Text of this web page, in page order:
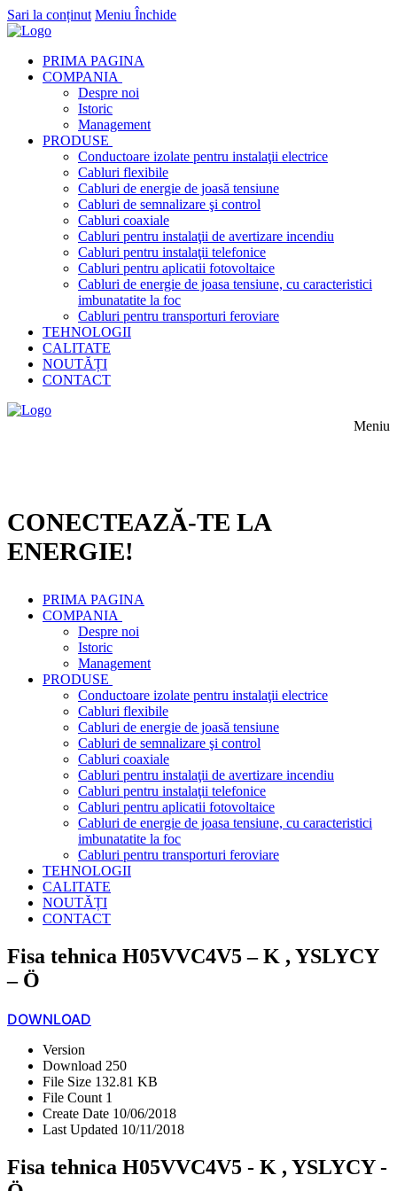
Sari la conținut Meniu Închide
PRIMA PAGINA
COMPANIA
Despre noi
Istoric
Management
PRODUSE
Conductoare izolate pentru instalaţii electrice
Cabluri flexibile
Cabluri de energie de joasă tensiune
Cabluri de semnalizare şi control
Cabluri coaxiale
Cabluri pentru instalaţii de avertizare incendiu
Cabluri pentru instalaţii telefonice
Cabluri pentru aplicatii fotovoltaice
Cabluri de energie de joasa tensiune, cu caracteristici
imbunatatite la foc
Cabluri pentru transporturi feroviare
TEHNOLOGII
CALITATE
NOUTĂȚI
CONTACT
Meniu
CONECTEAZĂ-TE LA
ENERGIE!
PRIMA PAGINA
COMPANIA
Despre noi
Istoric
Management
PRODUSE
Conductoare izolate pentru instalaţii electrice
Cabluri flexibile
Cabluri de energie de joasă tensiune
Cabluri de semnalizare şi control
Cabluri coaxiale
Cabluri pentru instalaţii de avertizare incendiu
Cabluri pentru instalaţii telefonice
Cabluri pentru aplicatii fotovoltaice
Cabluri de energie de joasa tensiune, cu caracteristici
imbunatatite la foc
Cabluri pentru transporturi feroviare
TEHNOLOGII
CALITATE
NOUTĂȚI
CONTACT
Fisa tehnica H05VVC4V5 – K , YSLYCY
– Ö
DOWNLOAD
Version
Download 250
File Size 132.81 KB
File Count 1
Create Date 10/06/2018
Last Updated 10/11/2018
Fisa tehnica H05VVC4V5 - K , YSLYCY -